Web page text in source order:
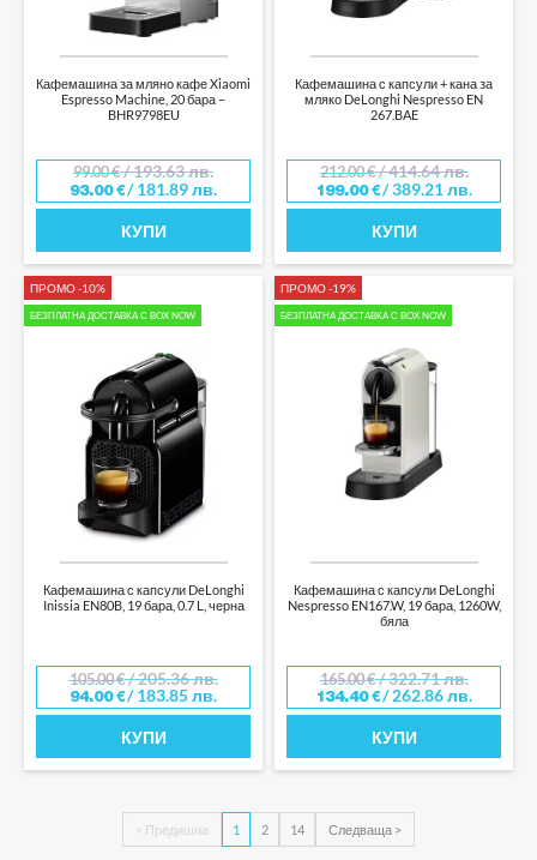
Кафемашина за мляно кафе Xiaomi
Espresso Machine, 20 бара –
BHR9798EU
99.00€/ 193.63 лв.
93.00€/ 181.89 лв.
КУПИ
Кафемашина с капсули + кана за
мляко DeLonghi Nespresso EN
267.BAE
212.00€/ 414.64 лв.
199.00€/ 389.21 лв.
КУПИ
ПРОМО -10%
БЕЗПЛАТНА ДОСТАВКА С BOX NOW
Кафемашина с капсули DeLonghi
Inissia EN80B, 19 бара, 0.7 L, черна
105.00€/ 205.36 лв.
94.00€/ 183.85 лв.
КУПИ
ПРОМО -19%
БЕЗПЛАТНА ДОСТАВКА С BOX NOW
Кафемашина с капсули DeLonghi
Nespresso EN167.W, 19 бара, 1260W,
бяла
165.00€/ 322.71 лв.
134.40€/ 262.86 лв.
КУПИ
< Предишна 1 2 14 Следваща >